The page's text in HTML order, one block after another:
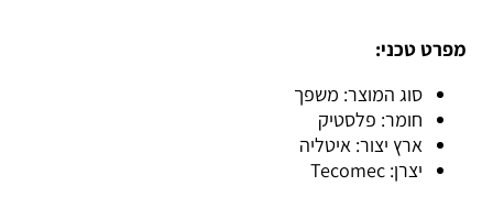
מפרט טכני:
סוג המוצר: משפך
חומר: פלסטיק
ארץ יצור: איטליה
יצרן: Tecomec